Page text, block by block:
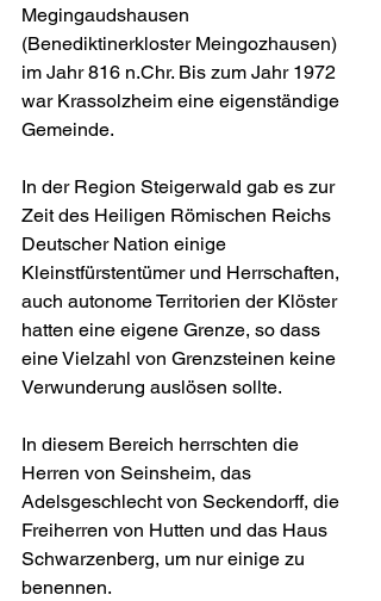
Megingaudshausen
(Benediktinerkloster Meingozhausen)
im Jahr 816 n.Chr. Bis zum Jahr 1972
war Krassolzheim eine eigenständige
Gemeinde.
In der Region Steigerwald gab es zur
Zeit des Heiligen Römischen Reichs
Deutscher Nation einige
Kleinstfürstentümer und Herrschaften,
auch autonome Territorien der Klöster
hatten eine eigene Grenze, so dass
eine Vielzahl von Grenzsteinen keine
Verwunderung auslösen sollte.
In diesem Bereich herrschten die
Herren von Seinsheim, das
Adelsgeschlecht von Seckendorff, die
Freiherren von Hutten und das Haus
Schwarzenberg, um nur einige zu
benennen.